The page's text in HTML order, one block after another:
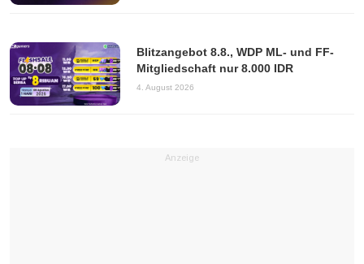
Blitzangebot 8.8., WDP ML- und FF-
Mitgliedschaft nur 8.000 IDR
4. August 2026
Anzeige